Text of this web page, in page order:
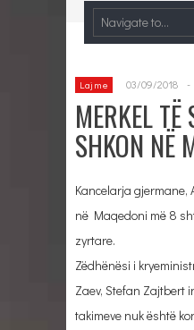
Lajme 03/09/2018 -
MERKEL TË
SHKON NË
Kancelarja gjermane,
në Maqedoni më 8
zyrtare.
Zëdhënësi i
Zaev, Stefan Zajtbert
takimeve nuk është